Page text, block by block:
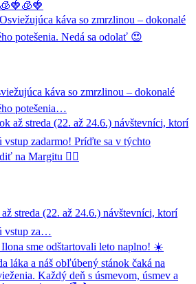
káva so zmrzlinou – dokonalé
potešenia…
streda (22. až 24.6.) návštevníci, ktorí
vstup za…